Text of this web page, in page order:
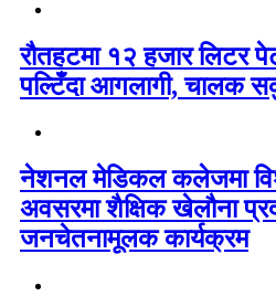
रौतहटमा १२ हजार लिटर
पल्टिँदा आगलागी, चालक
नेशनल मेडिकल कलेजमा
अवसरमा शैक्षिक खेलौना
जनचेतनामूलक कार्यक्रम